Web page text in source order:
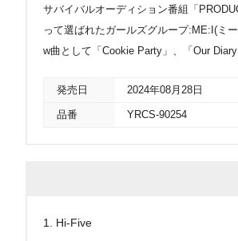
サバイバルオーディション番組「
って選ばれたガールズグループ:ME:I(ミ
w曲として「Cookie Party」、「Our
発売日 2024年08月28日
品番 YRCS-90254
1. Hi-Five